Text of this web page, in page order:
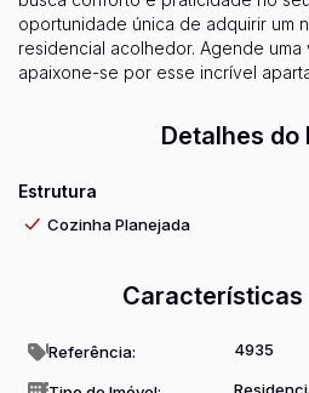
oportunidade única de adquirir um
residencial acolhedor. Agende uma
apaixone-se por esse incrível
Detalhes do
Estrutura
Cozinha Planejada
Características
Referência: 4935